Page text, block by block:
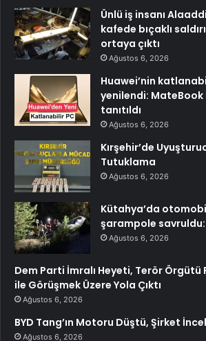
Ünlü iş insanı
kafede bıçaklı
ortaya çıktı
Ağustos 6, 2026
Huawei’nin
yenilendi: MateBook
tanıtıldı
Ağustos 6, 2026
Kırşehir’de
Tutuklama
Ağustos 6, 2026
Kütahya’da
şarampole savruldu:
Ağustos 6, 2026
Dem Parti İmralı Heyeti, Terör Örgütü
ile Görüşmek Üzere Yola Çıktı
Ağustos 6, 2026
BYD Tang’ın Motoru Düştü, Şirket
Ağustos 6, 2026